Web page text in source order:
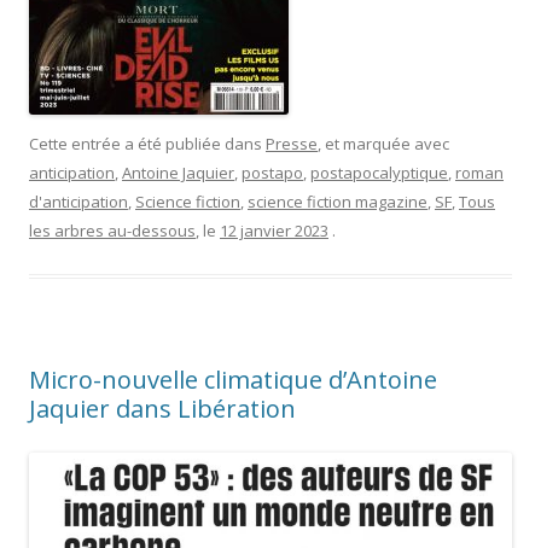
Cette entrée a été publiée dans Presse, et marquée avec
anticipation,Antoine Jaquier, postapo, postapocalyptique, roman
d'anticipation, Science fiction, science fiction magazine, SF,Tous
les arbres au-dessous, le 12 janvier 2023 .
Micro-nouvelle climatique d’Antoine
Jaquier dans Libération